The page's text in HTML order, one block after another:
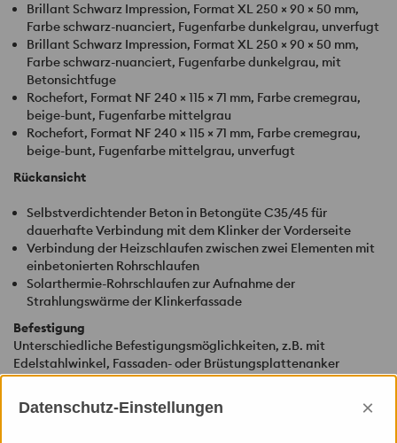
Brillant Schwarz Impression, Format XL 250 × 90 × 50 mm,
Farbe schwarz-nuanciert, Fugenfarbe dunkelgrau, unverfugt
Brillant Schwarz Impression, Format XL 250 × 90 × 50 mm,
Farbe schwarz-nuanciert, Fugenfarbe dunkelgrau, mit
Betonsichtfuge
Rochefort, Format NF 240 × 115 × 71 mm, Farbe cremegrau,
beige-bunt, Fugenfarbe mittelgrau
Rochefort, Format NF 240 × 115 × 71 mm, Farbe cremegrau,
beige-bunt, Fugenfarbe mittelgrau, unverfugt
Rückansicht
Selbstverdichtender Beton in Betongüte C35/45 für
dauerhafte Verbindung mit dem Klinker der Vorderseite
Verbindung der Heizschlaufen zwischen zwei Elementen mit
einbetonierten Rohrschlaufen
Solarthermie-Rohrschlaufen zur Aufnahme der
Strahlungswärme der Klinkerfassade
Befestigung
Unterschiedliche Befestigungsmöglichkeiten, z.B. mit
Edelstahlwinkel, Fassaden- oder Brüstungsplattenanker
Besonderheiten
Betonfertigteilelement mit einer Klinkerverblendung, viele
Datenschutz-Einstellungen ×